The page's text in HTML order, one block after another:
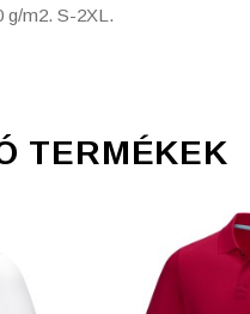
g/m2. S-2XL.
TERMÉKEK